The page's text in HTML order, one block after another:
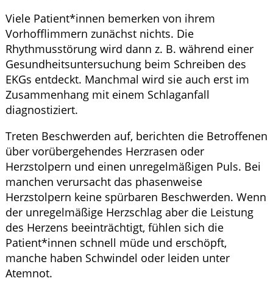
Viele Patient*innen bemerken von ihrem
Vorhofflimmern zunächst nichts. Die
Rhythmusstörung wird dann z. B. während einer
Gesundheitsuntersuchung beim Schreiben des
EKGs entdeckt. Manchmal wird sie auch erst im
Zusammenhang mit einem Schlaganfall
diagnostiziert.
Treten Beschwerden auf, berichten die Betroffenen
über vorübergehendes Herzrasen oder
Herzstolpern und einen unregelmäßigen Puls. Bei
manchen verursacht das phasenweise
Herzstolpern keine spürbaren Beschwerden. Wenn
der unregelmäßige Herzschlag aber die Leistung
des Herzens beeinträchtigt, fühlen sich die
Patient*innen schnell müde und erschöpft,
manche haben Schwindel oder leiden unter
Atemnot.